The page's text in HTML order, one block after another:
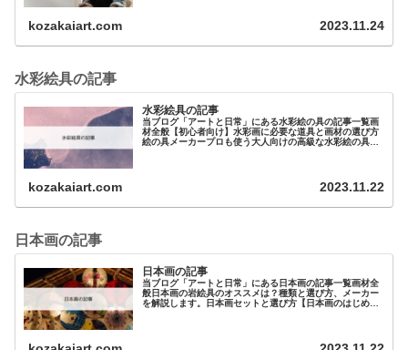
kozakaiart.com 2023.11.24
水彩絵具の記事
水彩絵具の記事
当ブログ「アートと日常」にある水彩絵の具の記事一覧画
材全般【初心者向け】水彩画に必要な道具と画材の選び方
絵の具メーカープロも使う大人向けの高級な水彩絵の具を
kozakaiart.com 2023.11.22
日本画の記事
日本画の記事
当ブログ「アートと日常」にある日本画の記事一覧画材全
般日本画の岩絵具のオススメは？種類と選び方、メーカー
を解説します。日本画セットと選び方【日本画のはじめ